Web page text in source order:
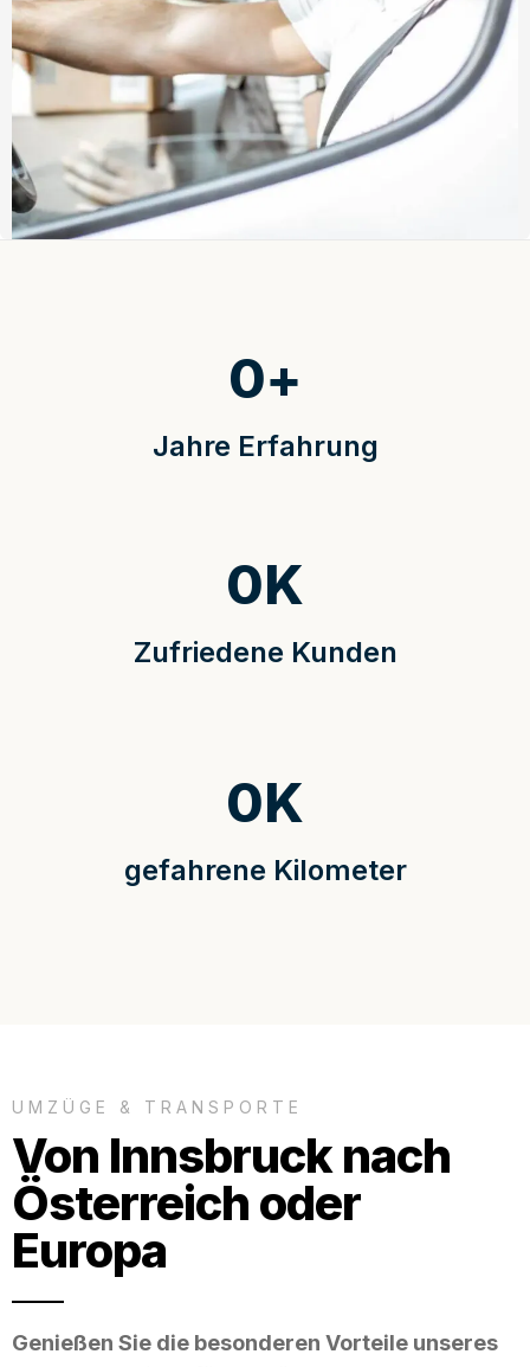
Jahre Erfahrung
0+
Zufriedene Kunden
0K
gefahrene Kilometer
0K
UMZÜGE & TRANSPORTE
Von Innsbruck nach
Österreich oder
Europa
Genießen Sie die besonderen Vorteile unseres